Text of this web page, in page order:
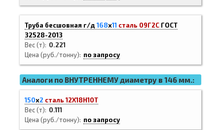
Труба бесшовная г/д168х11 сталь 09Г2С ГОСТ
32528-2013
Вес (т)
0.221
Цена (руб./тонну)
по запросу
Аналоги по ВНУТРЕННЕМУ диаметру в 146 мм.:
150х2 сталь 12Х18Н10Т
Вес (т)
0.111
Цена (руб./тонну)
по запросу